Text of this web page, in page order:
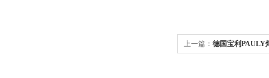
上一篇： 德国宝利PAULY